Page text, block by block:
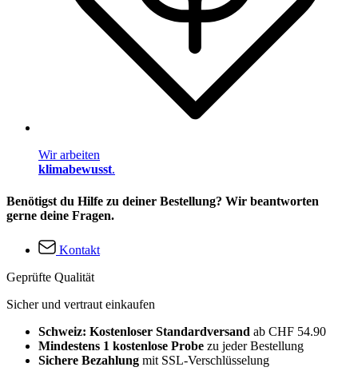
Wir arbeiten
klimabewusst.
Benötigst du Hilfe zu deiner Bestellung? Wir beantworten
gerne deine Fragen.
Kontakt
Geprüfte Qualität
Sicher und vertraut einkaufen
Schweiz: Kostenloser Standardversand ab CHF 54.90
Mindestens 1 kostenlose Probe zu jeder Bestellung
Sichere Bezahlung mit SSL-Verschlüsselung